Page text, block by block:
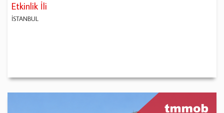
Etkinlik İli
İSTANBUL